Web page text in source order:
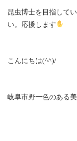
昆虫博士を目指して
い。応援します
こんにちは(^^)/
岐阜市野一色のある